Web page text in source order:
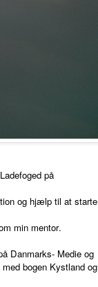
på
og hjælp til at starte
min mentor.
Danmarks- Medie og
bogen Kystland og